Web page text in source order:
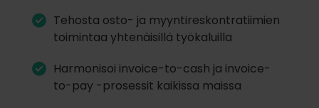
Tehosta osto- ja myyntireskontratiimien
toimintaa yhtenäisillä työkaluilla
Harmonisoi invoice-to-cash ja invoice-
to-pay -prosessit kaikissa maissa